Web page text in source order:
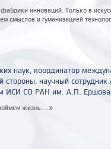
инноваций. Только в
смыслов и гуманизацией
наук, координатор
стороны, научный сотрудник
ИСИ СО РАН им. А.П. Ершова
жизнь...»